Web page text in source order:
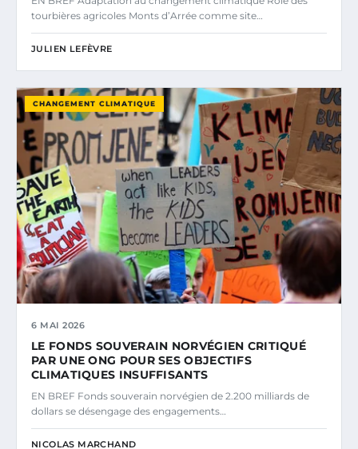
tourbières agricoles Monts d’Arrée comme site…
JULIEN LEFÈVRE
CHANGEMENT CLIMATIQUE
6 MAI 2026
LE FONDS SOUVERAIN NORVÉGIEN CRITIQUÉ
PAR UNE ONG POUR SES OBJECTIFS
CLIMATIQUES INSUFFISANTS
EN BREF Fonds souverain norvégien de 2.200 milliards de
dollars se désengage des engagements…
NICOLAS MARCHAND